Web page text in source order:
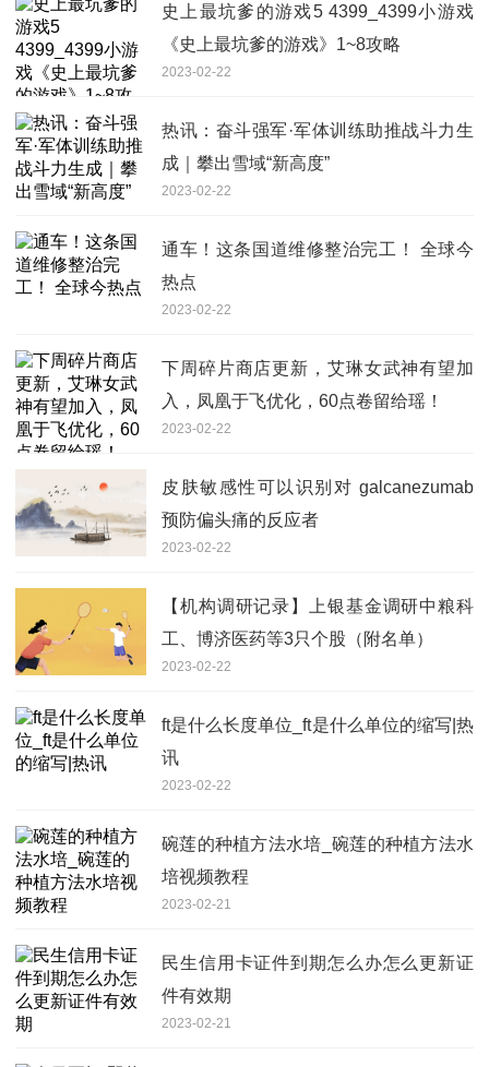
史上最坑爹的游戏5 4399_4399小游戏
《史上最坑爹的游戏》1~8攻略
2023-02-22
热讯：奋斗强军·军体训练助推战斗力生
成｜攀出雪域“新高度”
2023-02-22
通车！这条国道维修整治完工！ 全球今
热点
2023-02-22
下周碎片商店更新，艾琳女武神有望加
入，凤凰于飞优化，60点卷留给瑶！
2023-02-22
皮肤敏感性可以识别对 galcanezumab
预防偏头痛的反应者
2023-02-22
【机构调研记录】上银基金调研中粮科
工、博济医药等3只个股（附名单）
2023-02-22
ft是什么长度单位_ft是什么单位的缩写|热
讯
2023-02-22
碗莲的种植方法水培_碗莲的种植方法水
培视频教程
2023-02-21
民生信用卡证件到期怎么办怎么更新证
件有效期
2023-02-21